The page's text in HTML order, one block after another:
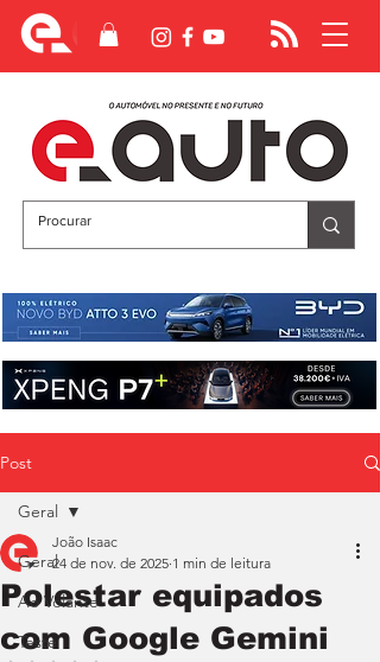
Post
Geral
Ao Volante
Teste
Geral
Polestar equipados
com Google Gemini
João Isaac
24 de nov. de 2025 1 min de leitura